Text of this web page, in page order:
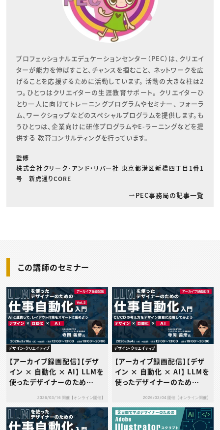
プロフェッショナルエデュケーションセンター（PEC）は、クリエイ
ターが能力を伸ばすこと、チャンスを掴むこと、 ネットワークを広
げることを応援するために活動しています。 活動の大きな柱は2
つ。ひとつはクリエイターの生涯教育サポート。 クリエイターひ
とり一人に向けてトレーニングプログラムやセミナー、 フォーラ
ム、ワークショップなどのスペシャルプログラムを提供します。も
うひとつは、企業向けに研修プログラムやE-ラーニングなどを提
供する 教育コンサルティングを行っています。
監修
株式会社クリーク･アンド・リバー社 東京都港区新橋四丁目1番1
号 新虎通りCORE
PEC事務局の記事一覧
この講師のセミナー
デザイン・クリエイティブ
【アーカイブ録画配信】【デザ
イン × 自動化 × AI】 LLMを
使ったデザイナーのため
2〜AIと連携して、レイアウト
作業をスマートに進めよう〜
2026/03/16 開催【オンライン開催】
デザイン・クリエイティブ
【アーカイブ録画配信】【デザ
イン × 自動化 × AI】 LLMを
使ったデザイナーのため
Dの考え方をデザイン業務に
応用してみよう〜
2026/03/04 開催【オンライン開催】